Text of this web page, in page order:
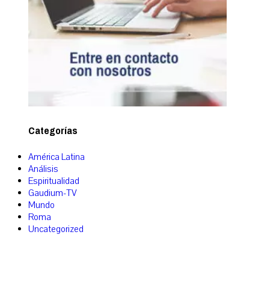
Categorías
América Latina
Análisis
Espiritualidad
Gaudium-TV
Mundo
Roma
Uncategorized